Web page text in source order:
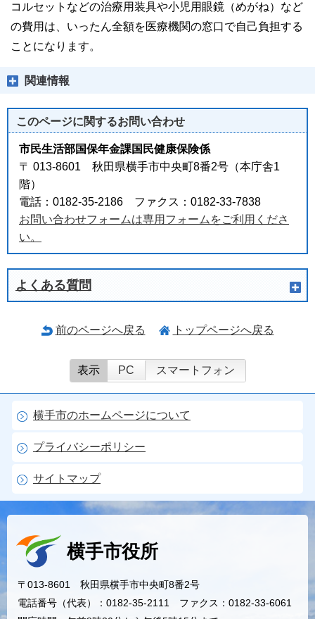
コルセットなどの治療用装具や小児用眼鏡（めがね）など
の費用は、いったん全額を医療機関の窓口で自己負担する
ことになります。
関連情報
このページに関するお問い合わせ
市民生活部国保年金課国民健康保険係
〒 013-8601 秋田県横手市中央町8番2号（本庁舎1
階）
電話：0182-35-2186 ファクス：0182-33-7838
お問い合わせフォームは専用フォームをご利用くださ
い。
よくある質問
前のページへ戻る トップページへ戻る
表示 PC スマートフォン
横手市のホームページについて
プライバシーポリシー
サイトマップ
横手市役所
〒013-8601 秋田県横手市中央町8番2号
電話番号（代表）：0182-35-2111 ファクス：0182-33-6061